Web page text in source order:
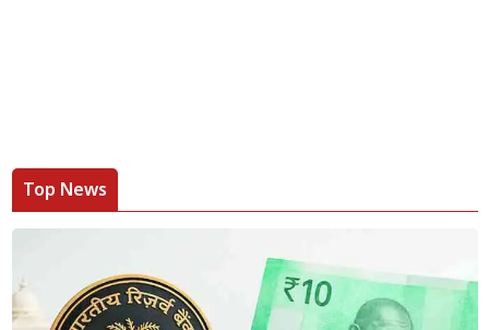
Top News